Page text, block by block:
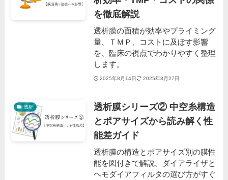
を徹底解説
透析膜の面積が効率やプライミング
量、ＴＭＰ、コストに及ぼす影響
を、臨床の視点でわかりやすく整理
します。
2025年8月14日 2025年8月27日
透析
透析膜シリーズ② 中空糸構造
とポアサイズから読み解く性
能差ガイド
透析膜の構造とポアサイズ別の膜性
能を図付きで解説。ダイアライザと
ヘモダイアフィルタの選び方がすぐ